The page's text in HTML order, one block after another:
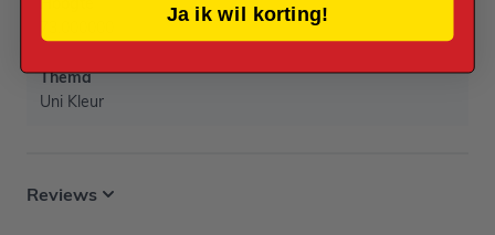
Thema
Uni Kleur
Reviews
Ja ik wil korting!